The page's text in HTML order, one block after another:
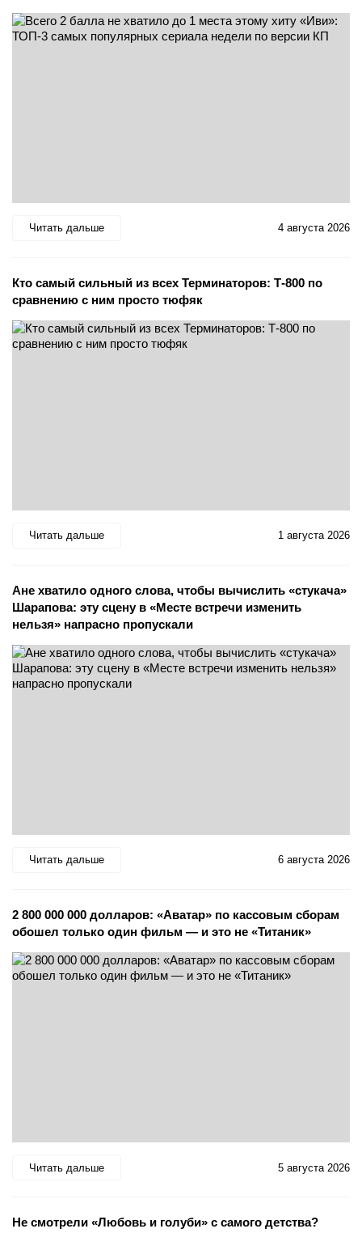
Читать дальше 4 августа 2026
Кто самый сильный из всех Терминаторов: Т-800 по
сравнению с ним просто тюфяк
Читать дальше 1 августа 2026
Ане хватило одного слова, чтобы вычислить «стукача»
Шарапова: эту сцену в «Месте встречи изменить
нельзя» напрасно пропускали
Читать дальше 6 августа 2026
2 800 000 000 долларов: «Аватар» по кассовым сборам
обошел только один фильм — и это не «Титаник»
Читать дальше 5 августа 2026
Не смотрели «Любовь и голуби» с самого детства?